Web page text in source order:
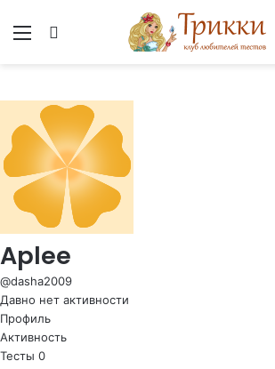
Меню
Aplee
@dasha2009
Давно нет активности
Профиль
Активность
Тесты 0